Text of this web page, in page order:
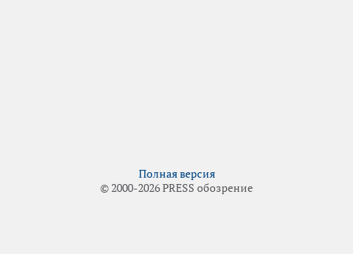
Полная версия
© 2000-2026 PRESS обозрение